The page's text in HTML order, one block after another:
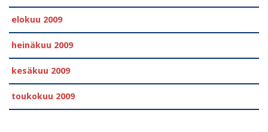
elokuu 2009
heinäkuu 2009
kesäkuu 2009
toukokuu 2009